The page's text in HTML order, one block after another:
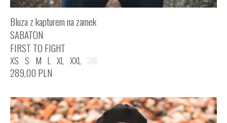
Bluza z kapturem na zamek
SABATON
FIRST TO FIGHT
XS S M L XL XXL 3XL
289,00 PLN